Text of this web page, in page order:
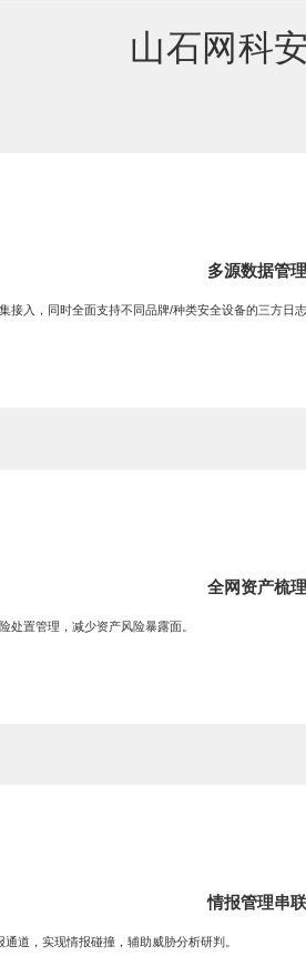
山石网科
多源数据管
接入，同时全面支持不同品牌/种类安全设备的三方日志
全网资产梳
处置管理，减少资产风险暴露面。
情报管理串
道，实现情报碰撞，辅助威胁分析研判。